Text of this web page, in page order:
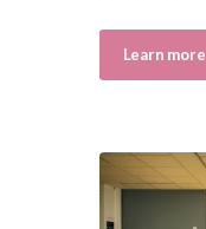
Learn more